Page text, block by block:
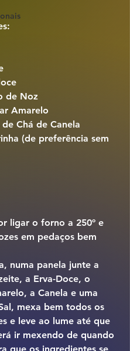
de Noz
Amarelo
Chá de Canela
(de preferência sem
ligar o forno a 250º e
em pedaços bem
numa panela junte a
a Erva-Doce, o
a Canela e uma
mexa bem todos os
e leve ao lume até que
ir mexendo de quando